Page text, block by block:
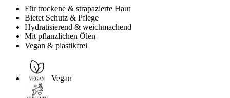
Für trockene & strapazierte Haut
Bietet Schutz & Pflege
Hydratisierend & weichmachend
Mit pflanzlichen Ölen
Vegan & plastikfrei
Vegan